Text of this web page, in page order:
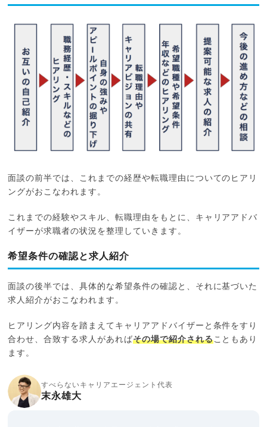
面談の前半では、これまでの経歴や転職理由についてのヒアリ
ングがおこなわれます。
これまでの経験やスキル、転職理由をもとに、キャリアアドバ
イザーが求職者の状況を整理していきます。
希望条件の確認と求人紹介
面談の後半では、具体的な希望条件の確認と、それに基づいた
求人紹介がおこなわれます。
ヒアリング内容を踏まえてキャリアアドバイザーと条件をすり
合わせ、合致する求人があればその場で紹介されることもあり
ます。
すべらないキャリアエージェント代表
末永雄大